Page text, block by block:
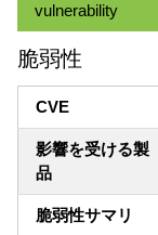
vulnerability
脆弱性
CVE
影響を受ける製
品
脆弱性サマリ